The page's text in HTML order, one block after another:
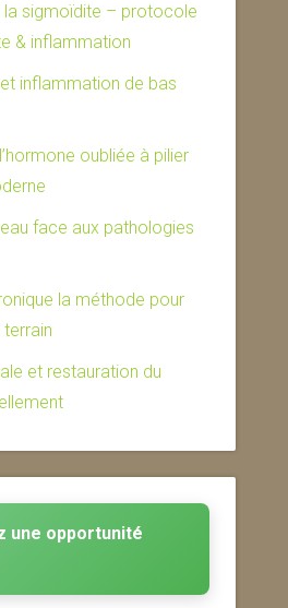
la sigmoïdite – protocole
& inflammation
inflammation de bas
oubliée à pilier
face aux pathologies
la méthode pour
et restauration du
une opportunité